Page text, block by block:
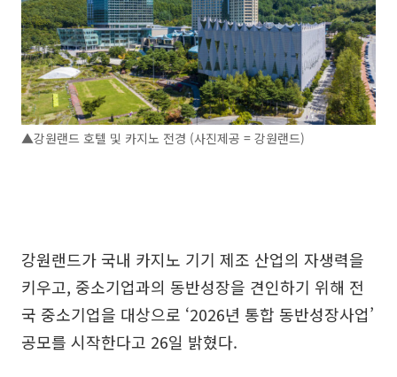
▲강원랜드 호텔 및 카지노 전경 (사진제공 = 강원랜드)
강원랜드가 국내 카지노 기기 제조 산업의 자생력을
키우고, 중소기업과의 동반성장을 견인하기 위해 전
국 중소기업을 대상으로 ‘2026년 통합 동반성장사업’
공모를 시작한다고 26일 밝혔다.